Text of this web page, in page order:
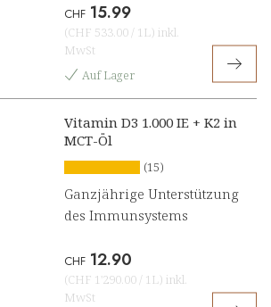
Salbei und Vitamin C
CHF 15.99
(CHF 533.00 / 1L) inkl.
MwSt
Auf Lager
Vitamin D3 1.000 IE + K2 in
MCT-Öl
(15)
Ganzjährige Unterstützung
des Immunsystems
CHF 12.90
(CHF 1'290.00 / 1L) inkl.
MwSt